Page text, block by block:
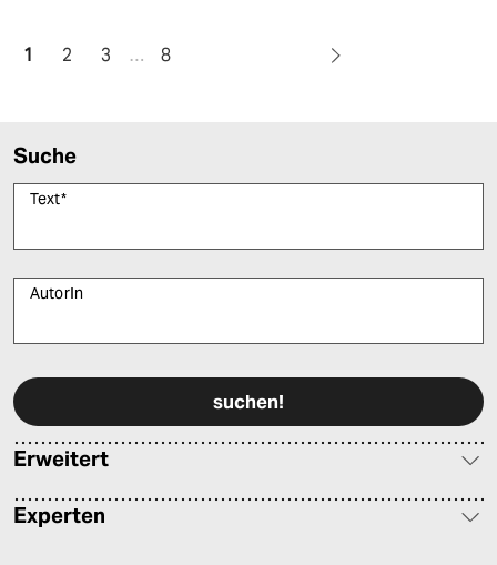
1 2 3 … 8
Suche
Text*
AutorIn
Erweitert
Experten